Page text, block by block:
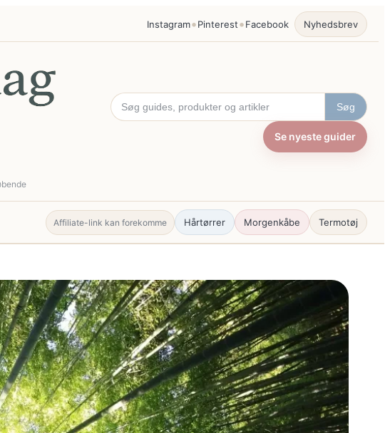
Instagram•Pinterest•Facebook Nyhedsbrev
Søg
Se nyeste guider
Affiliate-link kan forekomme Hårtørrer Morgenkåbe Termotøj